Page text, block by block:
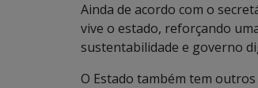
Ainda de acordo com o
vive o estado, reforçando
sustentabilidade e governo
O Estado também tem